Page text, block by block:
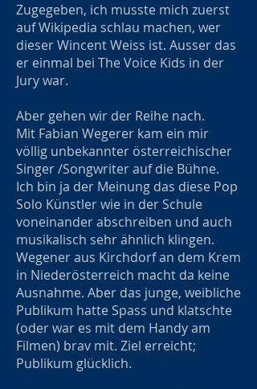
Zugegeben, ich musste mich zuerst
auf Wikipedia schlau machen, wer
dieser Wincent Weiss ist. Ausser das
er einmal bei The Voice Kids in der
Jury war.
Aber gehen wir der Reihe nach.
Mit Fabian Wegerer kam ein mir
völlig unbekannter österreichischer
Singer /Songwriter auf die Bühne.
Ich bin ja der Meinung das diese Pop
Solo Künstler wie in der Schule
voneinander abschreiben und auch
musikalisch sehr ähnlich klingen.
Wegener aus Kirchdorf an dem Krem
in Niederösterreich macht da keine
Ausnahme. Aber das junge, weibliche
Publikum hatte Spass und klatschte
(oder war es mit dem Handy am
Filmen) brav mit. Ziel erreicht;
Publikum glücklich.